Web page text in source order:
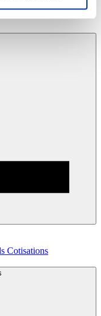
des métiers
Cotisations